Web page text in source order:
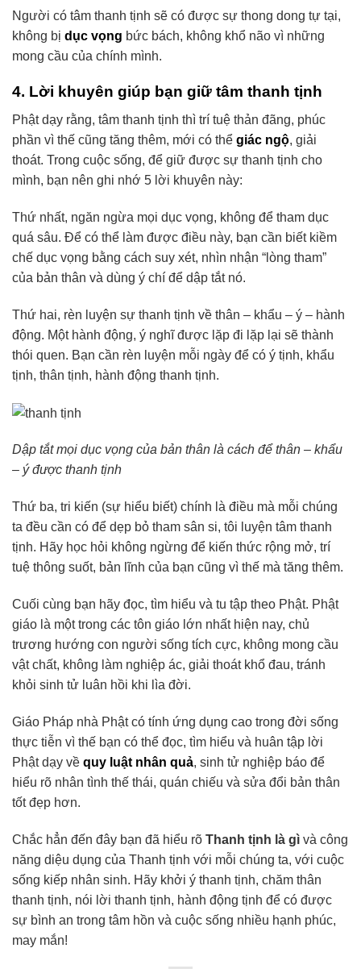
Người có tâm thanh tịnh sẽ có được sự thong dong tự tại,
không bị dục vọng bức bách, không khổ não vì những
mong cầu của chính mình.
4. Lời khuyên giúp bạn giữ tâm thanh tịnh
Phật dạy rằng, tâm thanh tịnh thì trí tuệ thản đãng, phúc
phần vì thế cũng tăng thêm, mới có thể giác ngộ, giải
thoát. Trong cuộc sống, để giữ được sự thanh tịnh cho
mình, bạn nên ghi nhớ 5 lời khuyên này:
Thứ nhất, ngăn ngừa mọi dục vọng, không để tham dục
quá sâu. Để có thể làm được điều này, bạn cần biết kiềm
chế dục vọng bằng cách suy xét, nhìn nhận “lòng tham”
của bản thân và dùng ý chí để dập tắt nó.
Thứ hai, rèn luyện sự thanh tịnh về thân – khẩu – ý – hành
động. Một hành động, ý nghĩ được lặp đi lặp lại sẽ thành
thói quen. Bạn cần rèn luyện mỗi ngày để có ý tịnh, khẩu
tịnh, thân tịnh, hành động thanh tịnh.
Dập tắt mọi dục vọng của bản thân là cách để thân – khẩu
– ý được thanh tịnh
Thứ ba, tri kiến (sự hiểu biết) chính là điều mà mỗi chúng
ta đều cần có để dẹp bỏ tham sân si, tôi luyện tâm thanh
tịnh. Hãy học hỏi không ngừng để kiến thức rộng mở, trí
tuệ thông suốt, bản lĩnh của bạn cũng vì thế mà tăng thêm.
Cuối cùng bạn hãy đọc, tìm hiểu và tu tập theo Phật. Phật
giáo là một trong các tôn giáo lớn nhất hiện nay, chủ
trương hướng con người sống tích cực, không mong cầu
vật chất, không làm nghiệp ác, giải thoát khổ đau, tránh
khỏi sinh tử luân hồi khi lìa đời.
Giáo Pháp nhà Phật có tính ứng dụng cao trong đời sống
thực tiễn vì thế bạn có thể đọc, tìm hiểu và huân tập lời
Phật dạy về quy luật nhân quả, sinh tử nghiệp báo để
hiểu rõ nhân tình thế thái, quán chiếu và sửa đổi bản thân
tốt đẹp hơn.
Chắc hẳn đến đây bạn đã hiểu rõ Thanh tịnh là gì và công
năng diệu dụng của Thanh tịnh với mỗi chúng ta, với cuộc
sống kiếp nhân sinh. Hãy khởi ý thanh tịnh, chăm thân
thanh tịnh, nói lời thanh tịnh, hành động tịnh để có được
sự bình an trong tâm hồn và cuộc sống nhiều hạnh phúc,
may mắn!